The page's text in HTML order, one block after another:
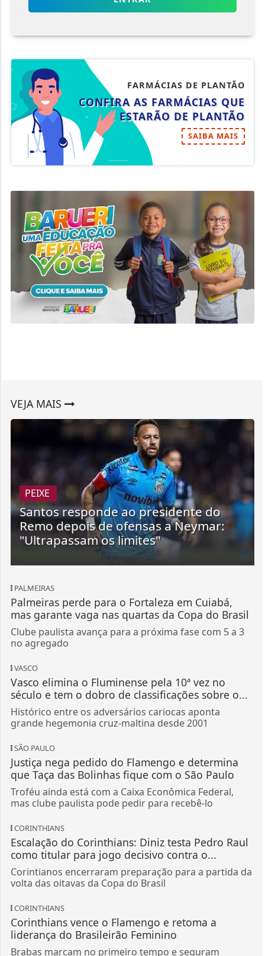
FARMÁCIAS DE PLANTÃO
CONFIRA AS FARMÁCIAS QUE
ESTARÃO DE PLANTÃO
SAIBA MAIS
VEJA MAIS
PEIXE
Santos responde ao presidente do
Remo depois de ofensas a Neymar:
"Ultrapassam os limites"
PALMEIRAS
Palmeiras perde para o Fortaleza em Cuiabá,
mas garante vaga nas quartas da Copa do Brasil
Clube paulista avança para a próxima fase com 5 a 3
no agregado
VASCO
Vasco elimina o Fluminense pela 10ª vez no
século e tem o dobro de classificações sobre o...
Histórico entre os adversários cariocas aponta
grande hegemonia cruz-maltina desde 2001
SÃO PAULO
Justiça nega pedido do Flamengo e determina
que Taça das Bolinhas fique com o São Paulo
Troféu ainda está com a Caixa Econômica Federal,
mas clube paulista pode pedir para recebê-lo
CORINTHIANS
Escalação do Corinthians: Diniz testa Pedro Raul
como titular para jogo decisivo contra o...
Corintianos encerraram preparação para a partida da
volta das oitavas da Copa do Brasil
CORINTHIANS
Corinthians vence o Flamengo e retoma a
liderança do Brasileirão Feminino
Brabas marcam no primeiro tempo e seguram